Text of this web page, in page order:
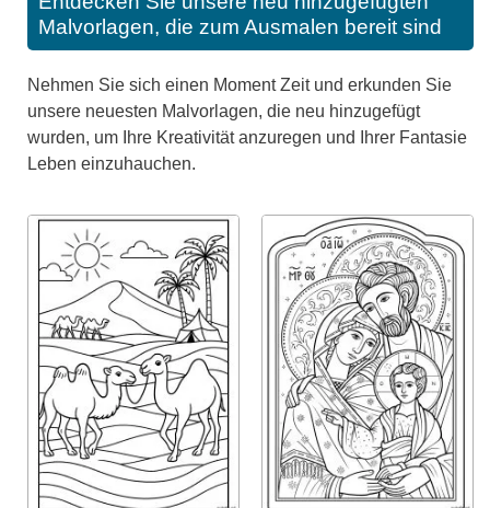
Malvorlagen, die zum Ausmalen bereit sind
Nehmen Sie sich einen Moment Zeit und erkunden Sie
unsere neuesten Malvorlagen, die neu hinzugefügt
wurden, um Ihre Kreativität anzuregen und Ihrer Fantasie
Leben einzuhauchen.